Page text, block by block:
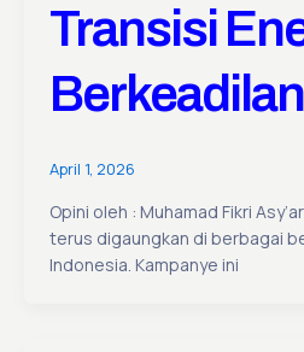
Transisi
Berkeadilan
April 1, 2026
Opini oleh : Muhamad Fikri
terus digaungkan di berbagai
Indonesia. Kampanye ini